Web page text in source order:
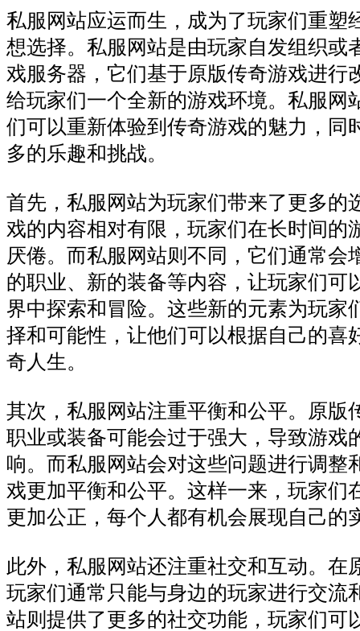
私服网站应运而生，成为了玩家们重塑
想选择。私服网站是由玩家自发组织或
戏服务器，它们基于原版传奇游戏进行
给玩家们一个全新的游戏环境。私服网
们可以重新体验到传奇游戏的魅力，同
多的乐趣和挑战。
首先，私服网站为玩家们带来了更多的
戏的内容相对有限，玩家们在长时间的
厌倦。而私服网站则不同，它们通常会
的职业、新的装备等内容，让玩家们可
界中探索和冒险。这些新的元素为玩家
择和可能性，让他们可以根据自己的喜
奇人生。
其次，私服网站注重平衡和公平。原版
职业或装备可能会过于强大，导致游戏
响。而私服网站会对这些问题进行调整
戏更加平衡和公平。这样一来，玩家们
更加公正，每个人都有机会展现自己的
此外，私服网站还注重社交和互动。在
玩家们通常只能与身边的玩家进行交流
站则提供了更多的社交功能，玩家们可